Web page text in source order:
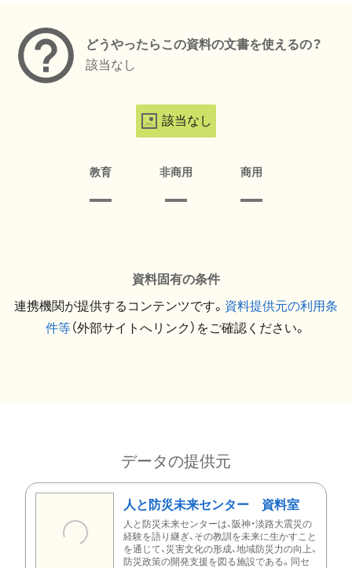
どうやったらこの資料の文書を使えるの？
該当なし
該当なし
教育 非商用 商用
資料固有の条件
連携機関が提供するコンテンツです。 資料提供元の利用条
件等（外部サイトへリンク）をご確認ください。
データの提供元
人と防災未来センター 資料室
人と防災未来センターは、阪神・淡路大震災の
経験を語り継ぎ、その教訓を未来に生かすこと
を通じて、災害文化の形成、地域防災力の向上、
防災政策の開発支援を図る施設である。同セ